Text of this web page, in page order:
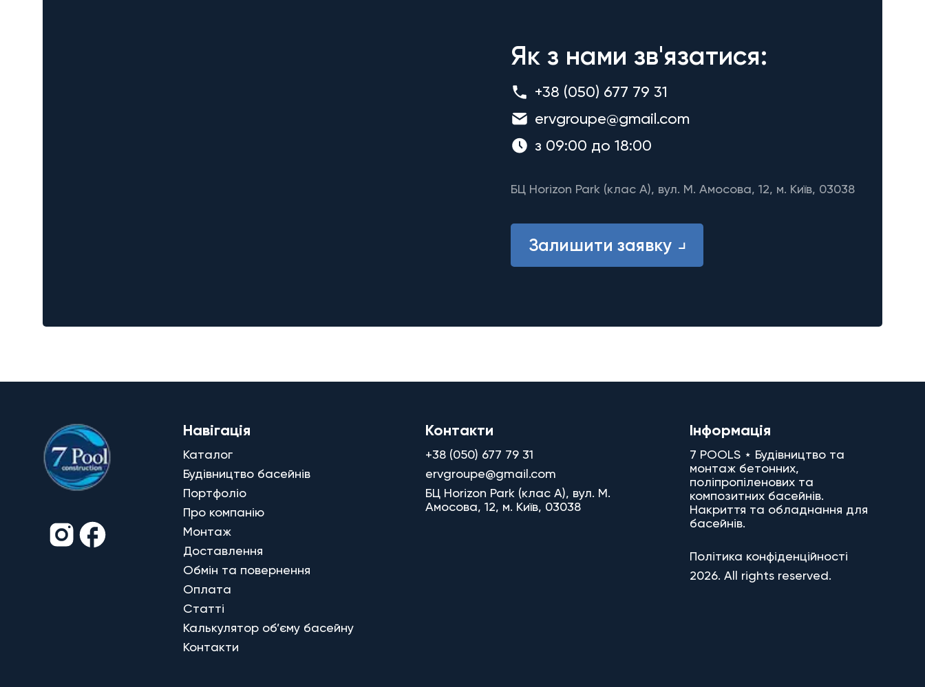
Як з нами зв'язатися:
+38 (050) 677 79 31
ervgroupe@gmail.com
з 09:00 до 18:00
БЦ Horizon Park (клас A), вул. М. Амосова, 12, м. Київ, 03038
Залишити заявку
Навігація
Каталог
Будівництво басейнів
Портфоліо
Про компанію
Монтаж
Доставлення
Обмін та повернення
Оплата
Статті
Калькулятор об’єму басейну
Контакти
Контакти
+38 (050) 677 79 31
ervgroupe@gmail.com
БЦ Horizon Park (клас A), вул. М.
Амосова, 12, м. Київ, 03038
Інформація
7 POOLS ⋆ Будівництво та
монтаж бетонних,
поліпропіленових та
композитних басейнів.
Накриття та обладнання для
басейнів.
Політика конфіденційності
2026. All rights reserved.